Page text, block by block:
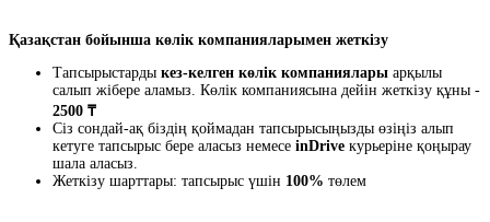
Қазақстан бойынша көлік компанияларымен жеткізу
Тапсырыстарды кез-келген көлік компаниялары арқылы
салып жібере аламыз. Көлік компаниясына дейін жеткізу құны -
2500 ₸
Сіз сондай-ақ біздің қоймадан тапсырысыңызды өзіңіз алып
кетуге тапсырыс бере аласыз немесе inDrive курьеріне қоңырау
шала аласыз.
Жеткізу шарттары: тапсырыс үшін 100% төлем